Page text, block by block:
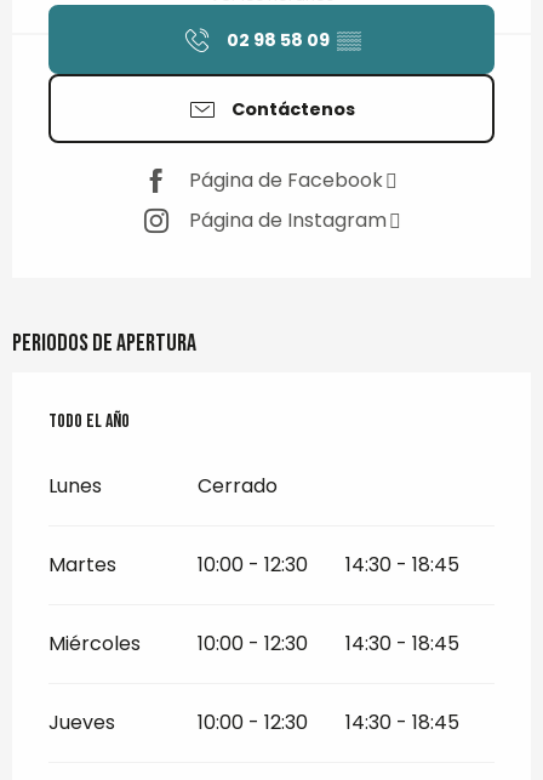
02 98 58 09 ▒▒
Contáctenos
Página de Facebook
Página de Instagram
Periodos de apertura
Todo el año
Todo el año
Lunes Cerrado
Martes 10:00 - 12:30 14:30 - 18:45
Miércoles 10:00 - 12:30 14:30 - 18:45
Jueves 10:00 - 12:30 14:30 - 18:45